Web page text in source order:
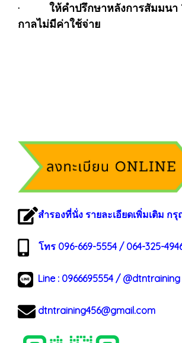
· ให้คำปรึกษาหลังการสัมมนา
กาลไม่มีค่าใช้จ่าย
สำรองที่นั่ง รายละเอียดเพิ่มเติม ก
โทร 096-669-5554 / 064-325-
Line : 0966695554/ @dtntraining
dtntraining456@gmail.com